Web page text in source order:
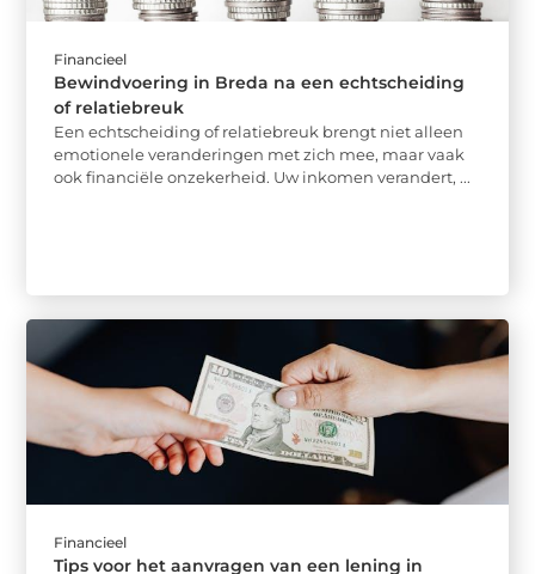
Financieel
Bewindvoering in Breda na een echtscheiding
of relatiebreuk
Een echtscheiding of relatiebreuk brengt niet alleen
emotionele veranderingen met zich mee, maar vaak
ook financiële onzekerheid. Uw inkomen verandert, ...
Financieel
Tips voor het aanvragen van een lening in